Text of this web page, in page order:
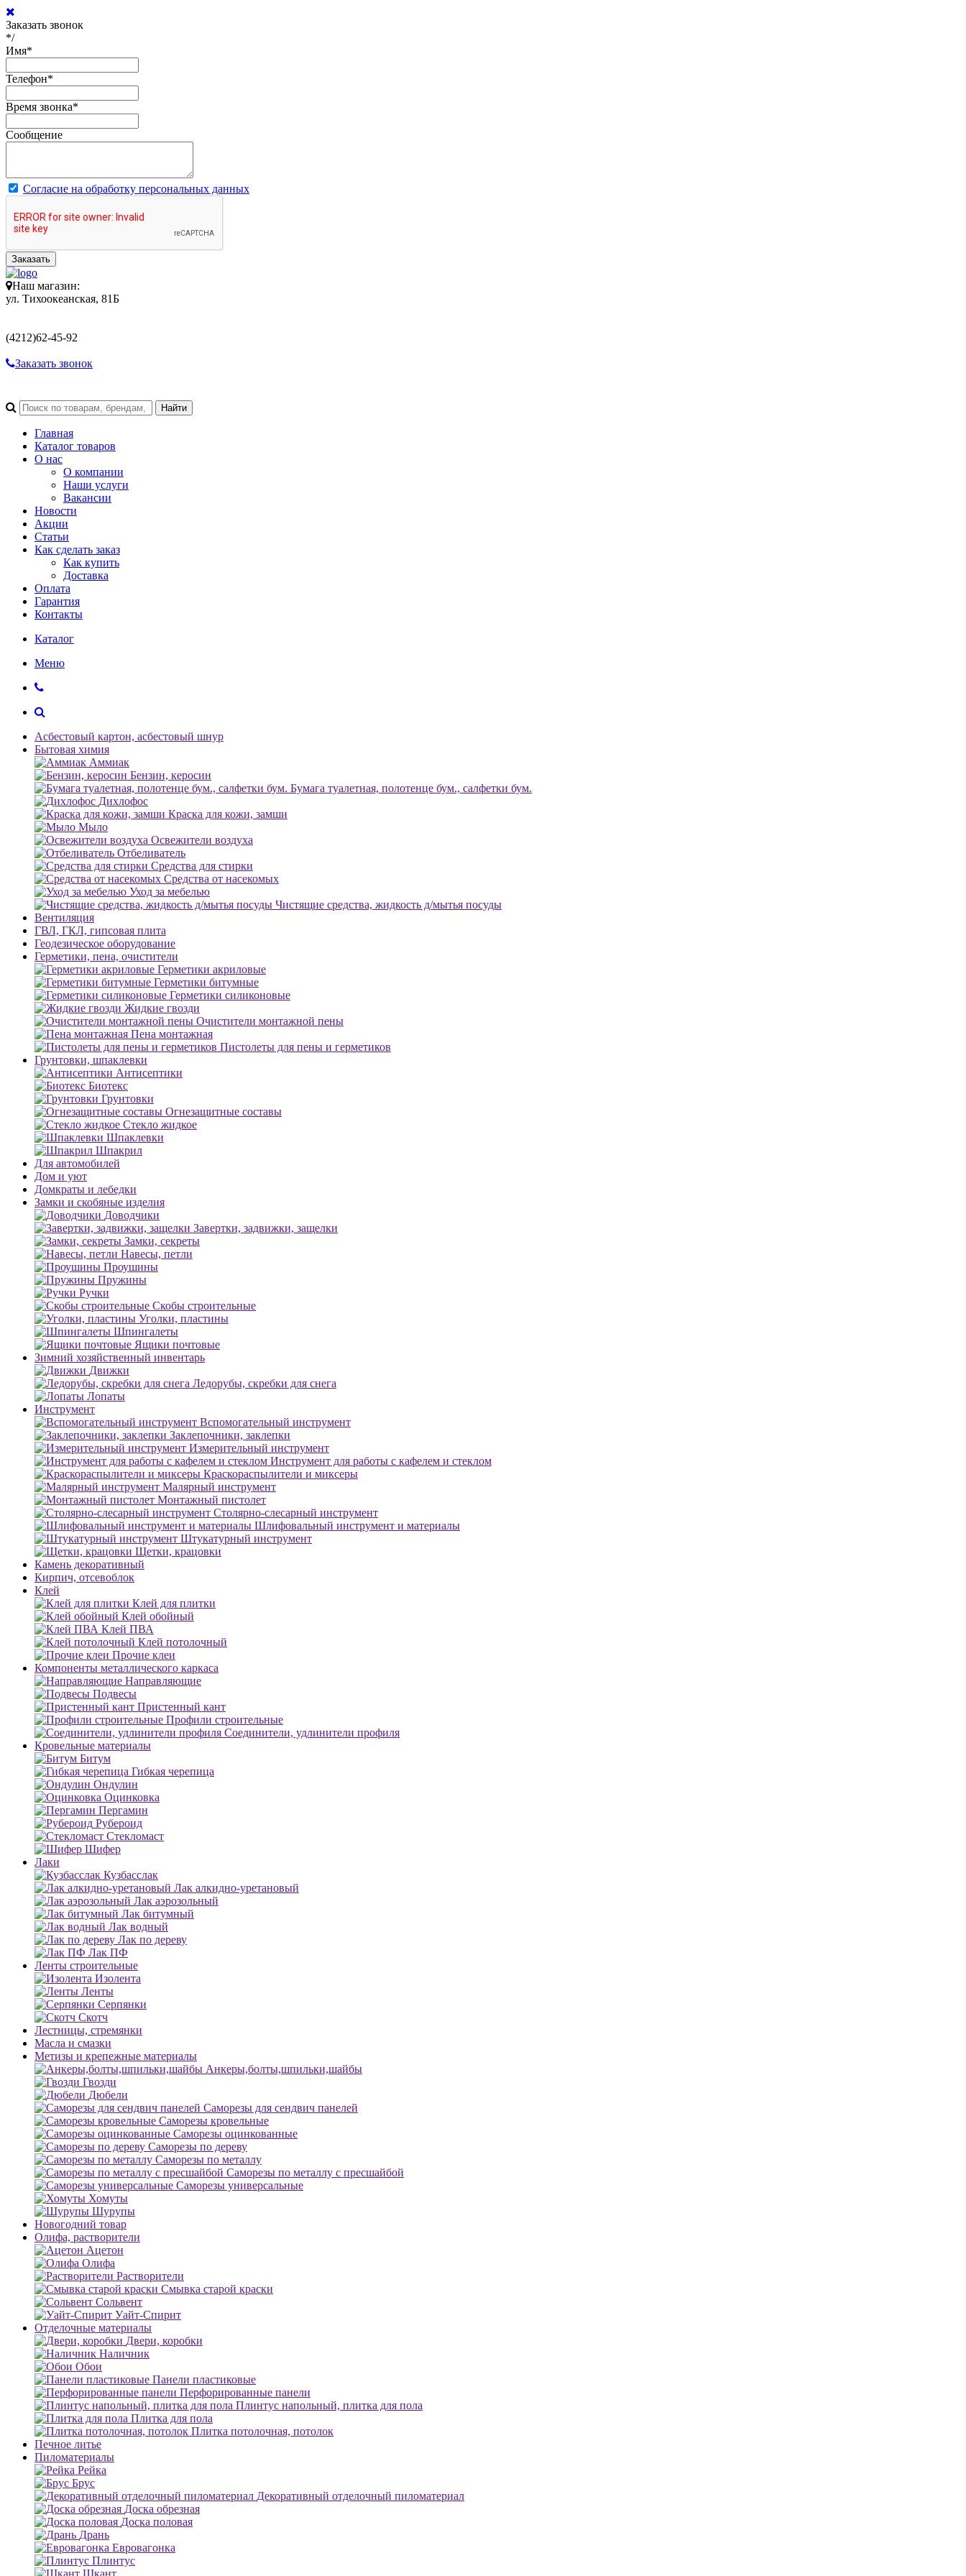
Заказать звонок
*/
Имя*
Телефон*
Время звонка*
Сообщение
Согласие на обработку персональных данных
Заказать
Наш магазин:
ул. Тихоокеанская, 81Б
(4212)62-45-92
Заказать звонок
Главная
Каталог товаров
О нас
О компании
Наши услуги
Вакансии
Новости
Акции
Статьи
Как сделать заказ
Как купить
Доставка
Оплата
Гарантия
Контакты
Каталог
Меню
Асбестовый картон, асбестовый шнур
Бытовая химия
Аммиак
Бензин, керосин
Бумага туалетная, полотенце бум., салфетки бум.
Дихлофос
Краска для кожи, замши
Мыло
Освежители воздуха
Отбеливатель
Средства для стирки
Средства от насекомых
Уход за мебелью
Чистящие средства, жидкость д/мытья посуды
Вентиляция
ГВЛ, ГКЛ, гипсовая плита
Геодезическое оборудование
Герметики, пена, очистители
Герметики акриловые
Герметики битумные
Герметики силиконовые
Жидкие гвозди
Очистители монтажной пены
Пена монтажная
Пистолеты для пены и герметиков
Грунтовки, шпаклевки
Антисептики
Биотекс
Грунтовки
Огнезащитные составы
Стекло жидкое
Шпаклевки
Шпакрил
Для автомобилей
Дом и уют
Домкраты и лебедки
Замки и скобяные изделия
Доводчики
Завертки, задвижки, защелки
Замки, секреты
Навесы, петли
Проушины
Пружины
Ручки
Скобы строительные
Уголки, пластины
Шпингалеты
Ящики почтовые
Зимний хозяйственный инвентарь
Движки
Ледорубы, скребки для снега
Лопаты
Инструмент
Вспомогательный инструмент
Заклепочники, заклепки
Измерительный инструмент
Инструмент для работы с кафелем и стеклом
Краскораспылители и миксеры
Малярный инструмент
Монтажный пистолет
Столярно-слесарный инструмент
Шлифовальный инструмент и материалы
Штукатурный инструмент
Щетки, крацовки
Камень декоративный
Кирпич, отсевоблок
Клей
Клей для плитки
Клей обойный
Клей ПВА
Клей потолочный
Прочие клеи
Компоненты металлического каркаса
Направляющие
Подвесы
Пристенный кант
Профили строительные
Соединители, удлинители профиля
Кровельные материалы
Битум
Гибкая черепица
Ондулин
Оцинковка
Пергамин
Рубероид
Стекломаст
Шифер
Лаки
Кузбасслак
Лак алкидно-уретановый
Лак аэрозольный
Лак битумный
Лак водный
Лак по дереву
Лак ПФ
Ленты строительные
Изолента
Ленты
Серпянки
Скотч
Лестницы, стремянки
Масла и смазки
Метизы и крепежные материалы
Анкеры,болты,шпильки,шайбы
Гвозди
Дюбели
Саморезы для сендвич панелей
Саморезы кровельные
Саморезы оцинкованные
Саморезы по дереву
Саморезы по металлу
Саморезы по металлу с пресшайбой
Саморезы универсальные
Хомуты
Шурупы
Новогодний товар
Олифа, растворители
Ацетон
Олифа
Растворители
Смывка старой краски
Сольвент
Уайт-Спирит
Отделочные материалы
Двери, коробки
Наличник
Обои
Панели пластиковые
Перфорированные панели
Плинтус напольный, плитка для пола
Плитка для пола
Плитка потолочная, потолок
Печное литье
Пиломатериалы
Рейка
Брус
Декоративный отделочный пиломатериал
Доска обрезная
Доска половая
Дрань
Евровагонка
Плинтус
Шкант